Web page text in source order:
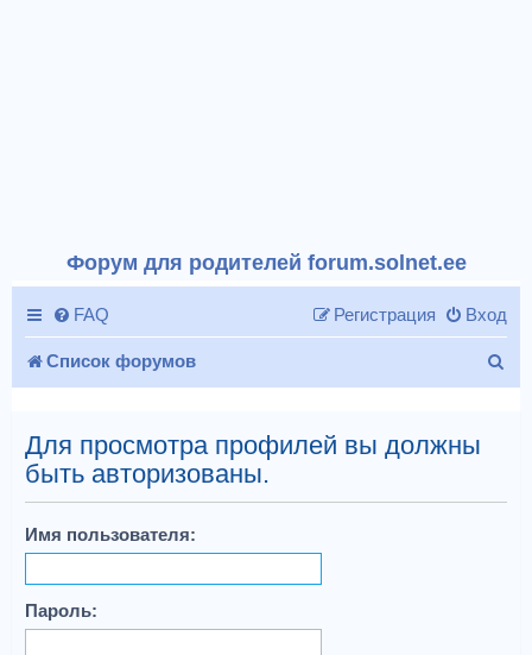
Форум для родителей forum.solnet.ee
FAQ Вход
Регистрация
Список форумов
Для просмотра профилей вы должны
быть авторизованы.
Имя пользователя:
Пароль: